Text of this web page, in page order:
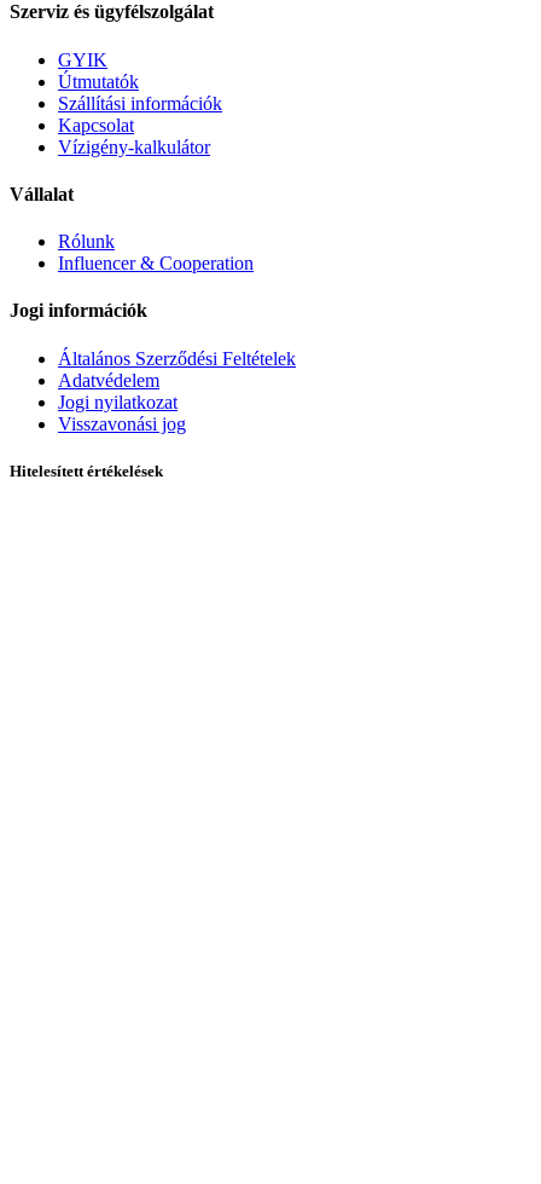
Szerviz és ügyfélszolgálat
GYIK
Útmutatók
Szállítási információk
Kapcsolat
Vízigény-kalkulátor
Vállalat
Rólunk
Influencer & Cooperation
Jogi információk
Általános Szerződési Feltételek
Adatvédelem
Jogi nyilatkozat
Visszavonási jog
Hitelesített értékelések